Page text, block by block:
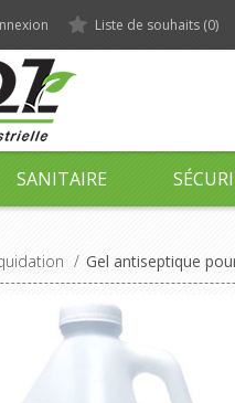
Liste de souhaits (0)
SANITAIRE
/ Gel antiseptique